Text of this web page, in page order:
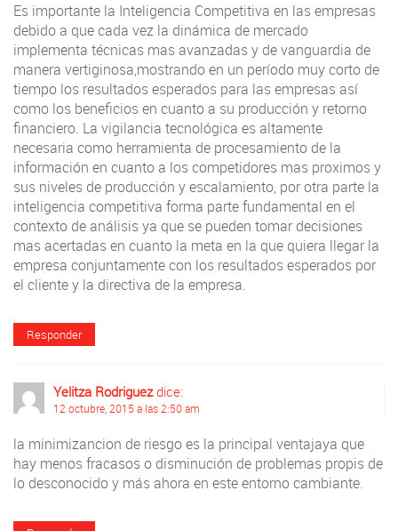
Es importante la Inteligencia Competitiva en las empresas
debido a que cada vez la dinámica de mercado
implementa técnicas mas avanzadas y de vanguardia de
manera vertiginosa,mostrando en un período muy corto de
tiempo los resultados esperados para las empresas así
como los beneficios en cuanto a su producción y retorno
financiero. La vigilancia tecnológica es altamente
necesaria como herramienta de procesamiento de la
información en cuanto a los competidores mas proximos y
sus niveles de producción y escalamiento, por otra parte la
inteligencia competitiva forma parte fundamental en el
contexto de análisis ya que se pueden tomar decisiones
mas acertadas en cuanto la meta en la que quiera llegar la
empresa conjuntamente con los resultados esperados por
el cliente y la directiva de la empresa.
Responder
Yelitza Rodriguez dice:
12 octubre, 2015 a las 2:50 am
la minimizancion de riesgo es la principal ventajaya que
hay menos fracasos o disminución de problemas propis de
lo desconocido y más ahora en este entorno cambiante.